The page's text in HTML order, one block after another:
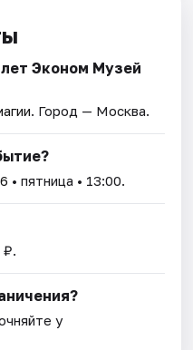
Эконом Музей
. Город — Москва.
• пятница • 13:00.
₽.
у